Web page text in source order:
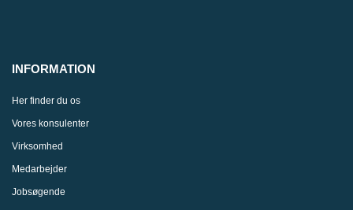
INFORMATION
Her finder du os
Vores konsulenter
Virksomhed
Medarbejder
Jobsøgende